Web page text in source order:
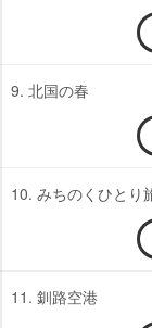
9. 北国の春
10. みちのくひとり
11. 釧路空港